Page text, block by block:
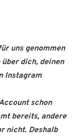
uns genommen
dich, deinen
Instagram
schon
bereits, andere
nicht. Deshalb